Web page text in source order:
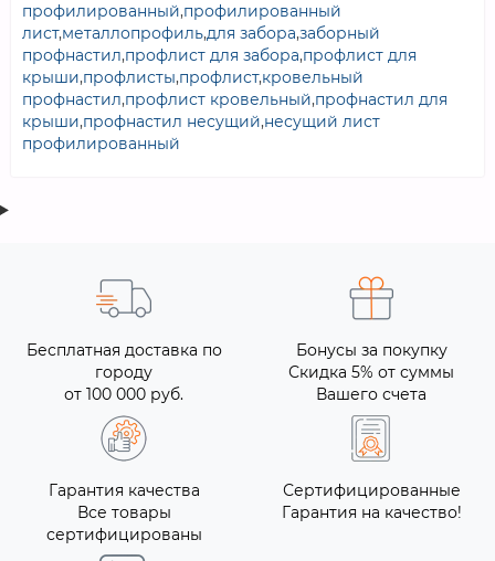
профилированный,профилированный
лист,металлопрофиль,для забора,заборный
профнастил,профлист для забора,профлист для
крыши,профлисты,профлист,кровельный
профнастил,профлист кровельный,профнастил для
крыши,профнастил несущий,несущий лист
профилированный
Бесплатная доставка по
городу
от 100 000 руб.
Бонусы за покупку
Скидка 5% от суммы
Вашего счета
Гарантия качества
Все товары
сертифицированы
Сертифицированные
Гарантия на качество!